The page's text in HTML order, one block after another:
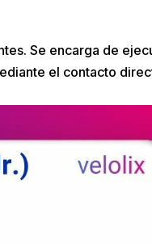
Se encarga de
el contacto